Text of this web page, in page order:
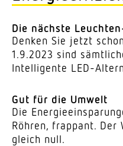
Die nächste
Denken Sie jetzt
1.9.2023 sind
Intel­li­gente LED-
Gut für die Umwelt
Die
Röhren, frappant.
gleich null.